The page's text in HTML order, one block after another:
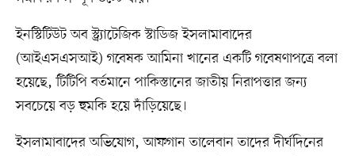
ইনস্টিটিউট অব স্ট্র্যাটেজিক স্টাডিজ ইসলামাবাদের
(আইএসএসআই) গবেষক আমিনা খানের একটি গবেষণাপত্রে বলা
হয়েছে, টিটিপি বর্তমানে পাকিস্তানের জাতীয় নিরাপত্তার জন্য
সবচেয়ে বড় হুমকি হয়ে দাঁড়িয়েছে।
ইসলামাবাদের অভিযোগ, আফগান তালেবান তাদের দীর্ঘদিনের